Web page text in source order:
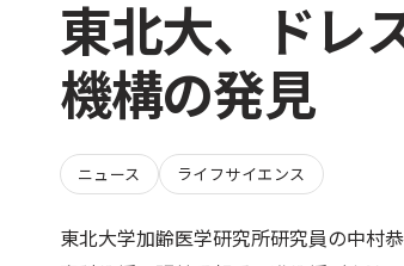
東北大、ドレ
機構の発見
ニュース ライフサイエンス
東北大学加齢医学研究所研究員の中村